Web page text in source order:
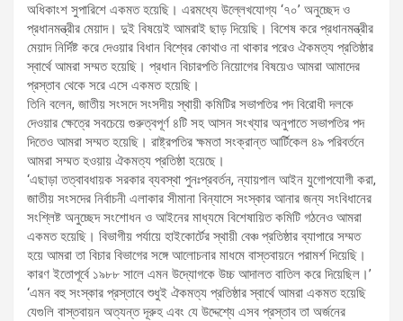
অধিকাংশ সুপারিশে একমত হয়েছি। এরমধ্যে উল্লেখযোগ্য ‘৭০’ অনুচ্ছেদ ও
প্রধানমন্ত্রীর মেয়াদ। দুই বিষয়েই আমরাই ছাড় দিয়েছি। বিশেষ করে প্রধানমন্ত্রীর
মেয়াদ নির্দিষ্ট করে দেওয়ার বিধান বিশ্বের কোথাও না থাকার পরেও ঐকমত্য প্রতিষ্ঠার
স্বার্থে আমরা সম্মত হয়েছি। প্রধান বিচারপতি নিয়োগের বিষয়েও আমরা আমাদের
প্রস্তাব থেকে সরে এসে একমত হয়েছি।
তিনি বলেন, জাতীয় সংসদে সংসদীয় স্থায়ী কমিটির সভাপতির পদ বিরোধী দলকে
দেওয়ার ক্ষেত্রে সবচেয়ে গুরুত্বপূর্ণ ৪টি সহ আসন সংখ্যার অনুপাতে সভাপতির পদ
দিতেও আমরা সম্মত হয়েছি। রাষ্ট্রপতির ক্ষমতা সংক্রান্ত আর্টিকেল ৪৯ পরিবর্তনে
আমরা সম্মত হওয়ায় ঐকমত্য প্রতিষ্ঠা হয়েছে।
‘এছাড়া তত্বাবধায়ক সরকার ব্যবস্থা পুনঃপ্রবর্তন, ন্যায়পাল আইন যুগোপযোগী করা,
জাতীয় সংসদের নির্বাচনী এলাকার সীমানা বিন্যাসে সংস্কার আনার জন্য সংবিধানের
সংশ্লিষ্ট অনুচ্ছেদ সংশোধন ও আইনের মাধ্যমে বিশেষায়িত কমিটি গঠনেও আমরা
একমত হয়েছি। বিভাগীয় পর্যায়ে হাইকোর্টের স্থায়ী বেঞ্চ প্রতিষ্ঠার ব্যাপারে সম্মত
হয়ে আমরা তা বিচার বিভাগের সঙ্গে আলোচনার মাধমে বাস্তবায়নে পরামর্শ দিয়েছি।
কারণ ইতোপূর্বে ১৯৮৮ সালে এমন উদ্যোগকে উচ্চ আদালত বাতিল করে দিয়েছিল।’
‘এমন বহু সংস্কার প্রস্তাবে শুধুই ঐকমত্য প্রতিষ্ঠার স্বার্থে আমরা একমত হয়েছি
যেগুলি বাস্তবায়ন অত্যন্ত দূরুহ এবং যে উদ্দেশ্যে এসব প্রস্তাব তা অর্জনের